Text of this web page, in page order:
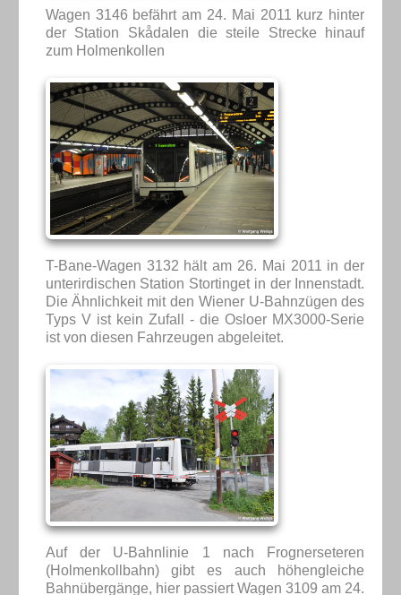
Wagen 3146 befährt am 24. Mai 2011 kurz hinter
der Station Skådalen die steile Strecke hinauf
zum Holmenkollen
T-Bane-Wagen 3132 hält am 26. Mai 2011 in der
unterirdischen Station Stortinget in der Innenstadt.
Die Ähnlichkeit mit den Wiener U-Bahnzügen des
Typs V ist kein Zufall - die Osloer MX3000-Serie
ist von diesen Fahrzeugen abgeleitet.
Auf der U-Bahnlinie 1 nach Frognerseteren
(Holmenkollbahn) gibt es auch höhengleiche
Bahnübergänge, hier passiert Wagen 3109 am 24.